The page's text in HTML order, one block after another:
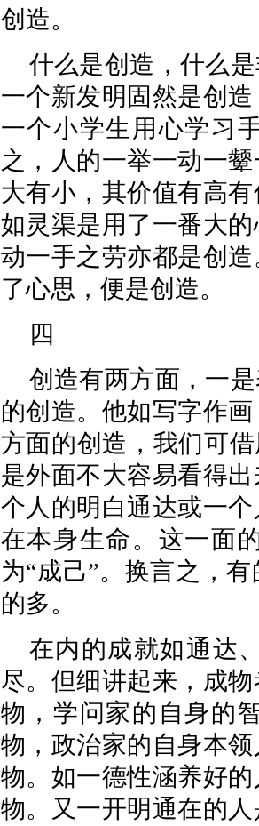
创造。
什么是创造，什么
一个新发明固然是创
一个小学生用心学习
之，人的一举一动一
大有小，其价值有高
如灵渠是用了一番大
动一手之劳亦都是创
了心思，便是创造。
四
创造有两方面，一
的创造。他如写字作
方面的创造，我们可
是外面不大容易看得
个人的明白通达或一
在本身生命。这一面
为“成己”。换言之，
的多。
在内的成就如通达
尽。但细讲起来，成
物，学问家的自身的
物，政治家的自身本
物。如一德性涵养好
物。又一开明通在的